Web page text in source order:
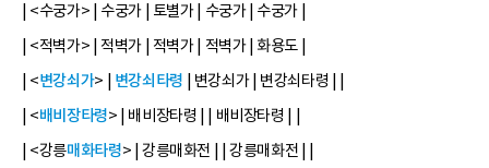
| <수궁가> | 수궁가 | 토별가 | 수궁가 | 수궁가 |
| <적벽가> | 적벽가 | 적벽가 | 적벽가 | 화용도 |
| <변강쇠가> | 변강쇠타령 | 변강쇠가 | 변강쇠타령 | |
| <배비장타령> | 배비장타령 | | 배비장타령 | |
| <강릉매화타령> | 강릉매화전 | | 강릉매화전 | |